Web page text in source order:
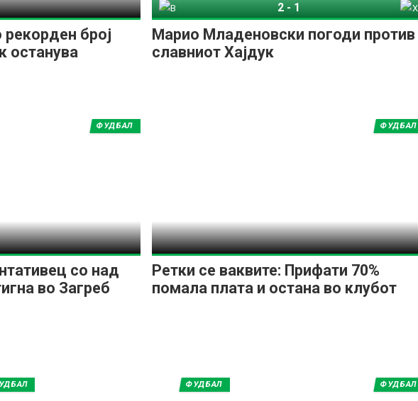
број
останува
Марио Младеновски погоди против
славниот Хајдук
2-1
со над
во Загреб
ФУДБАЛ
Ретки се ваквите: Прифати 70%
помала плата и остана во клубот
ФУДБАЛ
ФУДБАЛ ФУДБАЛ